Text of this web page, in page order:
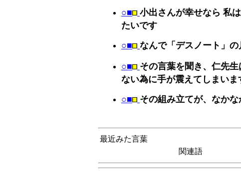
○■ 小出さんが幸せなら 私
たいです
○■ なんで「デスノート」の
○■ その言葉を聞き、仁先
ない為に手が震えてしまいま
○■ その組み立てが、なか
最近みた言葉
関連語